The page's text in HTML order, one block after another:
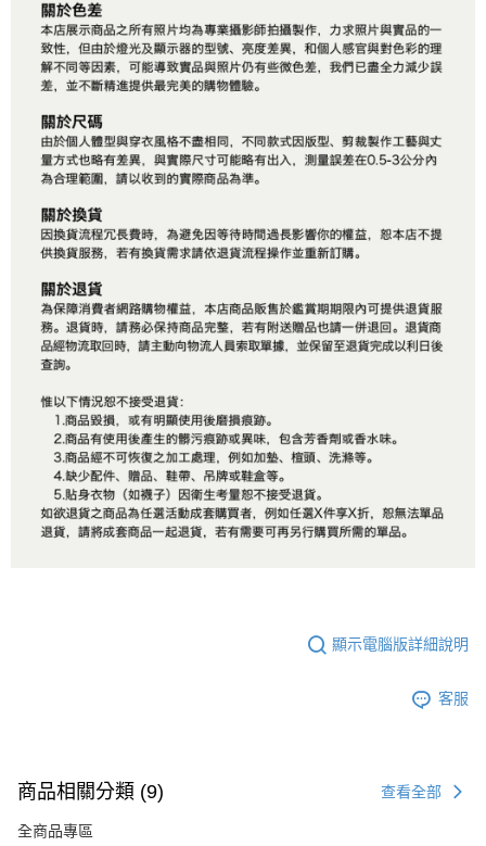
顯示電腦版詳細說明
客服
商品相關分類 (9) 查看全部
全商品專區